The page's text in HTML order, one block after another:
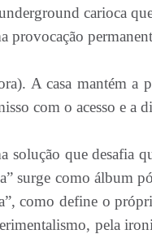
carioca
provocação
A casa mantém a
com o acesso e a
solução que desafia
surge como álbum
como define o
pela